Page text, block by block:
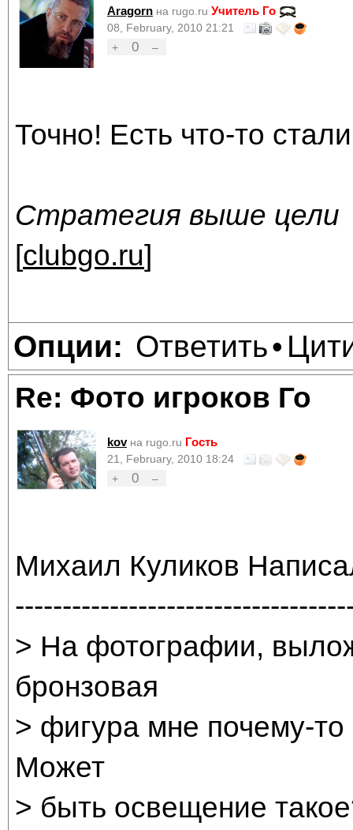
Aragorn на rugo.ru Учитель Го
08, February, 2010 21:21
+
0 –
Точно! Есть что-то
Стратегия выше цели
[clubgo.ru]
Опции: Ответить•
Re: Фото игроков Го
kov на rugo.ru Гость
21, February, 2010 18:24
+
0 –
Михаил Куликов
> На фотографии,
бронзовая
> фигура мне почему-
Может
> быть освещение